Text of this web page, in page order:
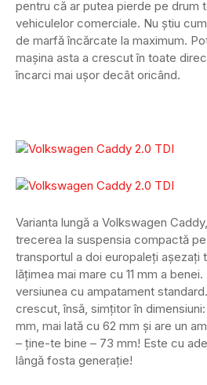
pentru că ar putea pierde pe drum
vehiculelor comerciale. Nu știu
de marfă încărcate la maximum.
mașina asta a crescut în toate
încarci mai ușor decât oricând.
Varianta lungă a Volkswagen
trecerea la suspensia compactă
transportul a doi europaleți așezați
lățimea mai mare cu 11 mm a
versiunea cu ampatament
crescut, însă, simțitor în
mm, mai lată cu 62 mm și are un
– ține-te bine – 73 mm! Este cu
lângă fosta generație!